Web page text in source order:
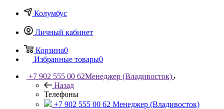
Колумбус
Личный кабинет
Корзина0
Избранные товары0
+7 902 555 00 62Менеджер (Владивосток)
Назад
Телефоны
+7 902 555 00 62 Менеджер (Владивосток)